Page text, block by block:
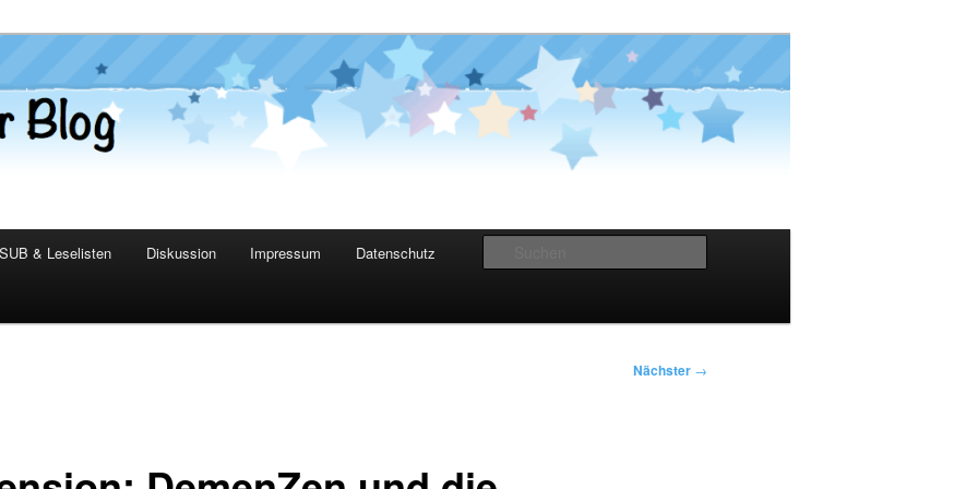
Blog
SUB & Leselisten Diskussion Impressum Datenschutz
Nächster →